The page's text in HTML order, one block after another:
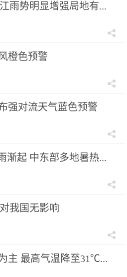
雨势明显增强局地有...
橙色预警
强对流天气蓝色预警
渐起 中东部多地暑热...
我国无影响
主 最高气温降至31℃...